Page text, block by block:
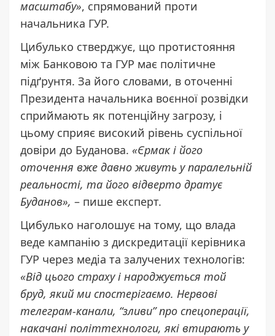
масштабу», спрямований проти
начальника ГУР.
Цибулько стверджує, що протистояння
між Банковою та ГУР має політичне
підґрунтя. За його словами, в оточенні
Президента начальника воєнної розвідки
сприймають як потенційну загрозу, і
цьому сприяє високий рівень суспільної
довіри до Буданова. «Єрмак і його
оточення вже давно живуть у паралельній
реальності, та його відверто дратує
Буданов», – пише експерт.
Цибулько наголошує на тому, що влада
веде кампанію з дискредитації керівника
ГУР через медіа та залучених технологів:
«Від цього страху і народжується той
бруд, який ми спостерігаємо. Нервові
телеграм-канали, “зливи” про спецоперації,
накачані політтехнологи, які втирають у